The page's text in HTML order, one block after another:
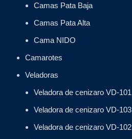
Camas Pata Baja
Camas Pata Alta
Cama NIDO
Camarotes
Veladoras
Veladora de cenizaro VD-101
Veladora de cenizaro VD-103
Veladora de cenizaro VD-102